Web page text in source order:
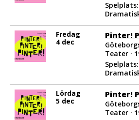
Fredag
4 dec
Pinter!
Teater ·
Lördag
5 dec
Pinter!
Teater ·